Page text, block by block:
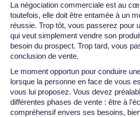
La négociation commerciale est au
toutefois, elle doit être entamée à un
réussie. Trop tôt, vous passerez pour
qui veut simplement vendre son
besoin du prospect. Trop tard, vous
conclusion de vente.
Le moment opportun pour conduire
lorsque la personne en face de vous
vous lui proposez. Vous devez
différentes phases de vente : être à
compréhensif envers ses besoins,